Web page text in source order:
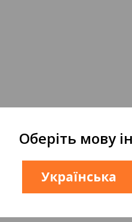
Оберіть мову
Українська